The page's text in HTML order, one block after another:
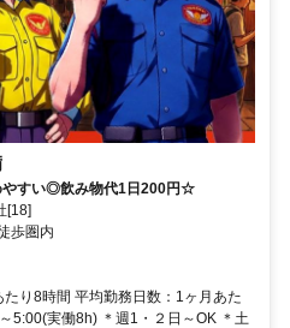
やすい◎飲み物代1日200円☆
[18]
歩圏内
り8時間 平均勤務日数：1ヶ月あた
5:00(実働8h) ＊週1・２日～OK ＊土